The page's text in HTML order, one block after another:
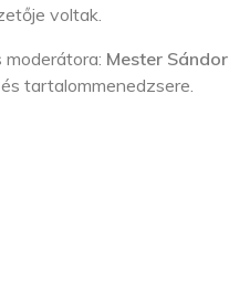
voltak.
Mester Sándor
tartalommenedzsere.